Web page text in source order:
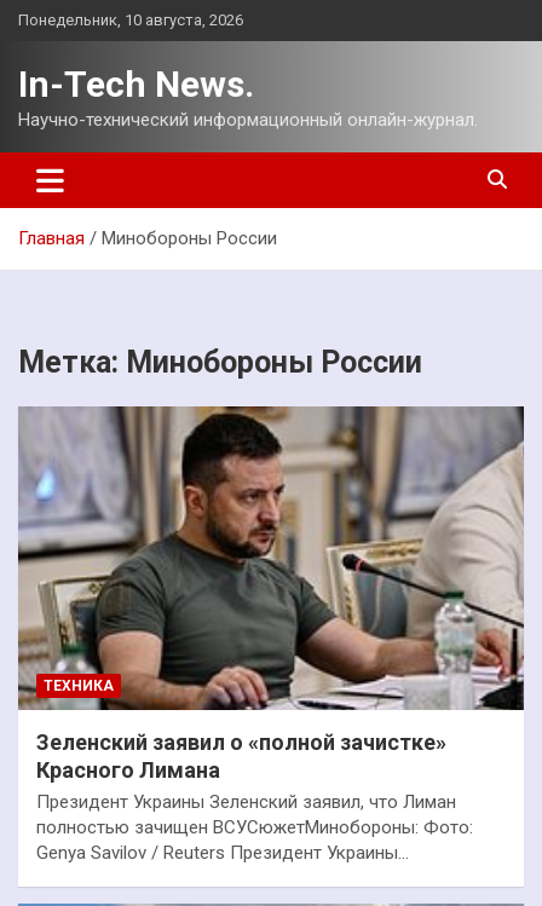
Перейти
Понедельник, 10 августа, 2026
In-Tech News.
Научно-технический информационный онлайн-журнал.
Главная Минобороны России
Метка: Минобороны России
ТЕХНИКА
Зеленский заявил о «полной зачистке»
Красного Лимана
Президент Украины Зеленский заявил, что Лиман
полностью зачищен ВСУСюжетМинобороны: Фото:
Genya Savilov / Reuters Президент Украины…